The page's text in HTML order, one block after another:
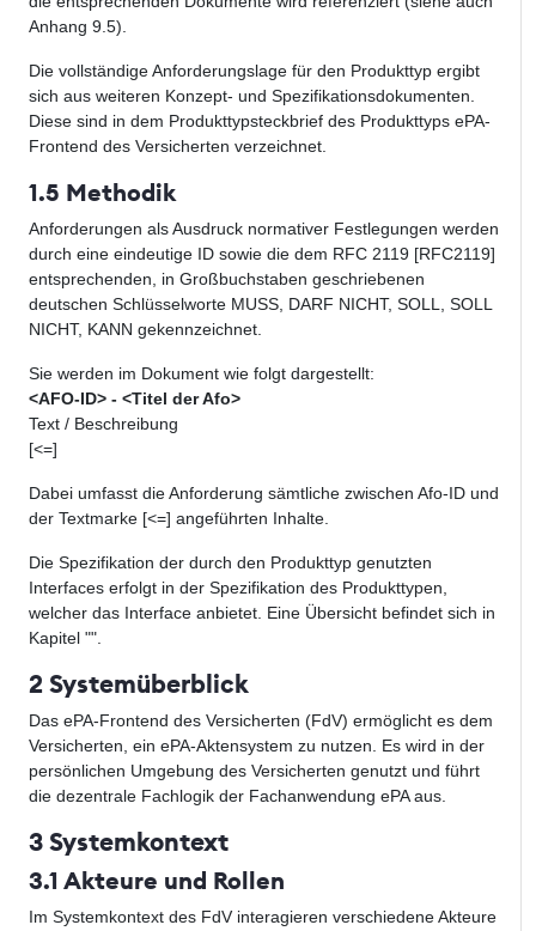
Anhang 9.5).
Die vollständige Anforderungslage für den Produkttyp ergibt
sich aus weiteren Konzept- und Spezifikationsdokumenten.
Diese sind in dem Produkttypsteckbrief des Produkttyps ePA-
Frontend des Versicherten verzeichnet.
1.5 Methodik
Anforderungen als Ausdruck normativer Festlegungen werden
durch eine eindeutige ID sowie die dem RFC 2119 [RFC2119]
entsprechenden, in Großbuchstaben geschriebenen
deutschen Schlüsselworte MUSS, DARF NICHT, SOLL, SOLL
NICHT, KANN gekennzeichnet.
Sie werden im Dokument wie folgt dargestellt:
<AFO-ID> - <Titel der Afo>
Text / Beschreibung
[<=]
Dabei umfasst die Anforderung sämtliche zwischen Afo-ID und
der Textmarke [<=] angeführten Inhalte.
Die Spezifikation der durch den Produkttyp genutzten
Interfaces erfolgt in der Spezifikation des Produkttypen,
welcher das Interface anbietet. Eine Übersicht befindet sich in
Kapitel "".
2 Systemüberblick
Das ePA-Frontend des Versicherten (FdV) ermöglicht es dem
Versicherten, ein ePA-Aktensystem zu nutzen. Es wird in der
persönlichen Umgebung des Versicherten genutzt und führt
die dezentrale Fachlogik der Fachanwendung ePA aus.
3 Systemkontext
3.1 Akteure und Rollen
Im Systemkontext des FdV interagieren verschiedene Akteure